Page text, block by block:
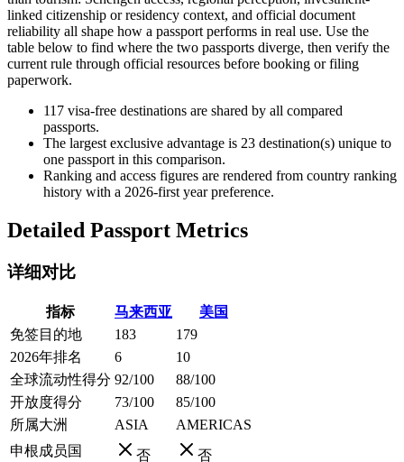
linked citizenship or residency context, and official document
reliability all shape how a passport performs in real use. Use the
table below to find where the two passports diverge, then verify the
current rule through official resources before booking or filing
paperwork.
117 visa-free destinations are shared by all compared
passports.
The largest exclusive advantage is 23 destination(s) unique to
one passport in this comparison.
Ranking and access figures are rendered from country ranking
history with a 2026-first year preference.
Detailed Passport Metrics
详细对比
指标 马来西亚
美国
免签目的地
183
179
2026年排名
6
10
全球流动性得分 92/100
88/100
开放度得分
73/100
85/100
所属大洲
ASIA
AMERICAS
申根成员国
否
否